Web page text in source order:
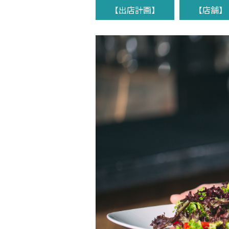
【出店計画】 【店舗】